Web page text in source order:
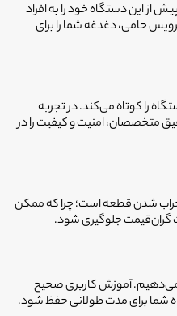
از این دستگاه خود را به افراد
رسمی استخدام‌شده و همکاری با انتخاب سرویس حامی، دغدغه شما را برای
را کوتاه می‌کند. در تجربه
متخصصان، امنیت و کیفیت را در
خراب شدن قطعه است؛ چرا که ممکن
گران‌قیمت جلوگیری شود.
حامی، خدماتی فراتر از یک تعمیر ساده ارائه می‌دهیم. آموزش کاربری صحیح
شما برای مدت طولانی حفظ شود.